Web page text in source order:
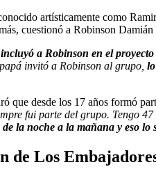
artísticamente como
cuestionó a Robinson
a Robinson en el
invitó a Robinson al grupo,
que desde los 17 años formó
fui parte del grupo. Tengo
la noche a la mañana y eso lo
de Los